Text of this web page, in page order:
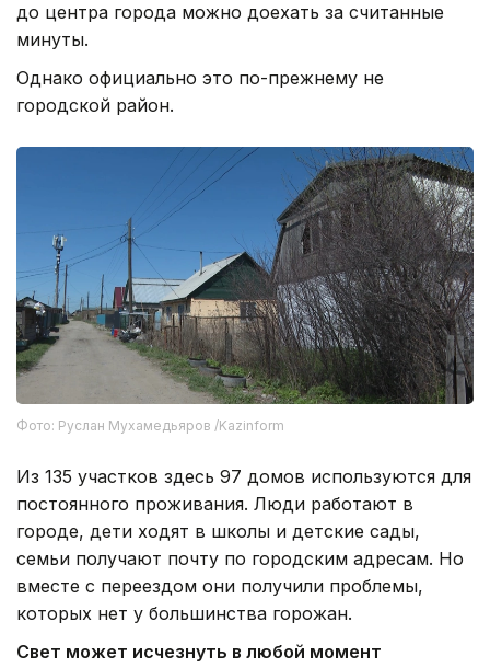
до центра города можно доехать за считанные
минуты.
Однако официально это по-прежнему не
городской район.
Фото: Руслан Мухамедьяров /Kazinform
Из 135 участков здесь 97 домов используются для
постоянного проживания. Люди работают в
городе, дети ходят в школы и детские сады,
семьи получают почту по городским адресам. Но
вместе с переездом они получили проблемы,
которых нет у большинства горожан.
Свет может исчезнуть в любой момент